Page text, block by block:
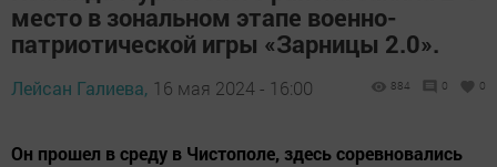
место в зональном этапе военно-
патриотической игры «Зарницы 2.0».
Лейсан Галиева, 16 мая 2024 - 16:00 884 0 0
Он прошел в среду в Чистополе, здесь соревновались